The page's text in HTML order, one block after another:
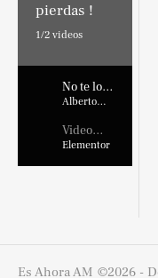
pierdas !
1/2 videos
No te lo
pierdas !
Alberto
Video
Placehold
er
Elementor
Es Ahora AM ©2026 -